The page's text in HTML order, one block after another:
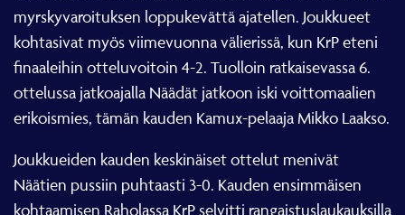
myrskyvaroituksen loppukevättä ajatellen. Joukkueet
kohtasivat myös viimevuonna välierissä, kun KrP eteni
finaaleihin otteluvoitoin 4-2. Tuolloin ratkaisevassa 6.
ottelussa jatkoajalla Näädät jatkoon iski voittomaalien
erikoismies, tämän kauden Kamux-pelaaja Mikko Laakso.
Joukkueiden kauden keskinäiset ottelut menivät
Näätien pussiin puhtaasti 3-0. Kauden ensimmäisen
kohtaamisen Raholassa KrP selvitti rangaistuslaukauksilla